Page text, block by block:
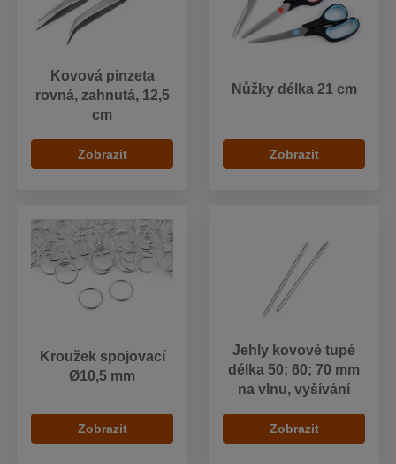
Kovová pinzeta
rovná, zahnutá, 12,5
cm
Zobrazit
Nůžky délka 21 cm
Zobrazit
Kroužek spojovací
Ø10,5 mm
Zobrazit
Jehly kovové tupé
délka 50; 60; 70 mm
na vlnu, vyšívání
Zobrazit